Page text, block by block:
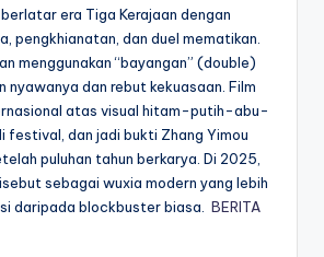
era Tiga Kerajaan dengan
pengkhianatan, dan duel mematikan.
menggunakan “bayangan” (double)
nyawanya dan rebut kekuasaan. Film
atas visual hitam-putih-abu-
festival, dan jadi bukti Zhang Yimou
puluhan tahun berkarya. Di 2025,
sebagai wuxia modern yang lebih
daripada blockbuster biasa. BERITA